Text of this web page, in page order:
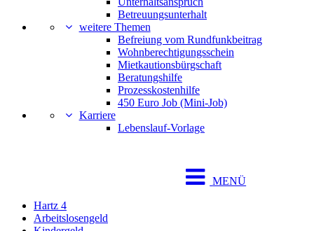
Betreuungsunterhalt
weitere Themen
Befreiung vom Rundfunkbeitrag
Wohnberechtigungsschein
Mietkautionsbürgschaft
Beratungshilfe
Prozesskostenhilfe
450 Euro Job (Mini-Job)
Karriere
Lebenslauf-Vorlage
MENÜ
Hartz 4
Arbeitslosengeld